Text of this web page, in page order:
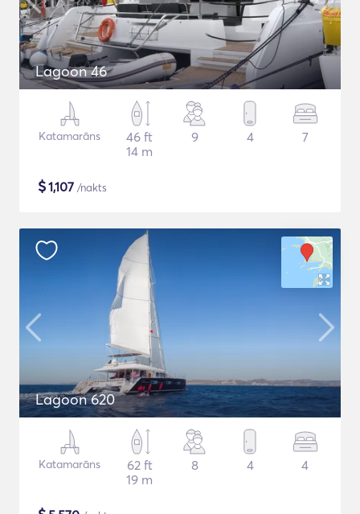
Lagoon 46
Katamarāns
46 ft
14 m
9 4 7
$1,107 /nakts
Lagoon 620
Katamarāns
62 ft
19 m
8 4 4